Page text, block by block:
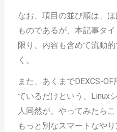
なお、項目の並び順は、
ものであるが、本記事タ
限り、内容も含めて流動
く。
また、あくまでDEXCS-
ているだけという、Linux
人同然が、やってみたら
もっと別なスマートなや